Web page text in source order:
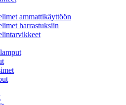
ammattikäyttöön
harrastuksiin